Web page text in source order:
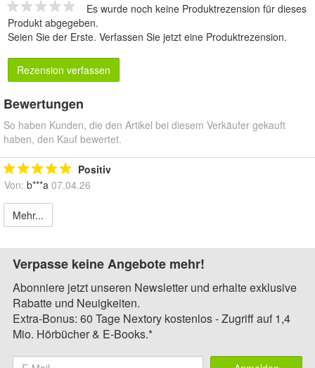
Es wurde noch keine Produktrezension für dieses
Produkt abgegeben.
Seien Sie der Erste. Verfassen Sie jetzt eine Produktrezension.
Rezension verfassen
Bewertungen
So haben Kunden, die den Artikel bei diesem Verkäufer gekauft
haben, den Kauf bewertet.
Positiv
Von: b***a 07.04.26
Mehr...
Verpasse keine Angebote mehr!
Abonniere jetzt unseren Newsletter und erhalte exklusive
Rabatte und Neuigkeiten.
Extra-Bonus: 60 Tage Nextory kostenlos - Zugriff auf 1,4
Mio. Hörbücher & E-Books.*